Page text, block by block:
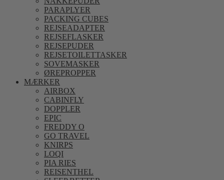
PARAPLYER
PACKING CUBES
REJSEADAPTER
REJSEFLASKER
REJSEPUDER
REJSETOILETTASKER
SOVEMASKER
ØREPROPPER
MÆRKER
AIRBOX
CABINFLY
DOPPLER
EPIC
FREDDY O
GO TRAVEL
KNIRPS
LOQI
PIA RIES
REISENTHEL